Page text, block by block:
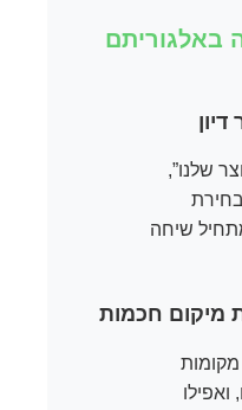
באלגוריתם
שלנו”,
שיחה
מיקום חכמות
ואפילו